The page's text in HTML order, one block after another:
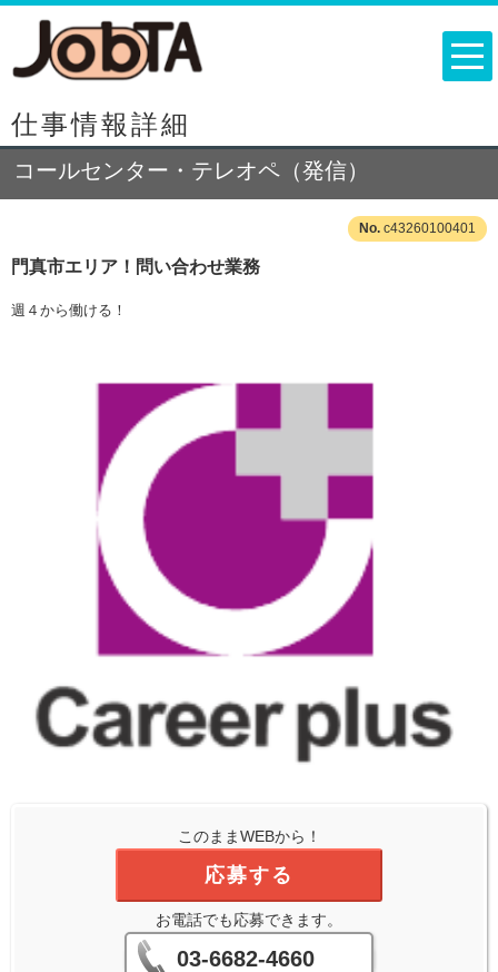
仕事情報詳細
コールセンター・テレオペ（発信）
c43260100401
門真市エリア！問い合わせ業務
週４から働ける！
このままWEBから！
応募する
お電話でも応募できます。
03-6682-4660